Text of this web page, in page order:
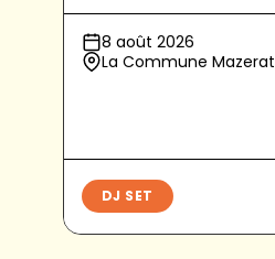
8 août 2026
La Commune Mazerat
DJ SET